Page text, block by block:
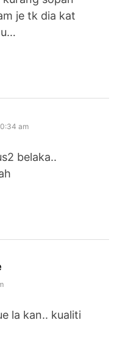
je tk dia kat
am
belaka..
la kan.. kualiti